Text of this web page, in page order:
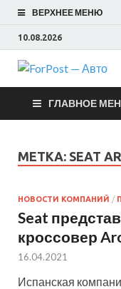
ВЕРХНЕЕ МЕНЮ
10.08.2026
ГЛАВНОЕ
МЕТКА: SEAT
НОВОСТИ КОМПАНИЙ /
Seat
кроссовер
16.04.2021
Испанская